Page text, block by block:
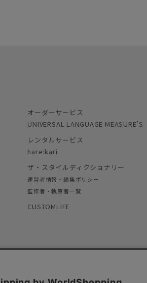
オーダーサービス
UNIVERSAL LANGUAGE MEASURE’S
レンタルサービス
hare:kari
ザ・スタイルディクショナリー
運営者情報・編集ポリシー
監修者・執筆者一覧
CUSTOMLIFE